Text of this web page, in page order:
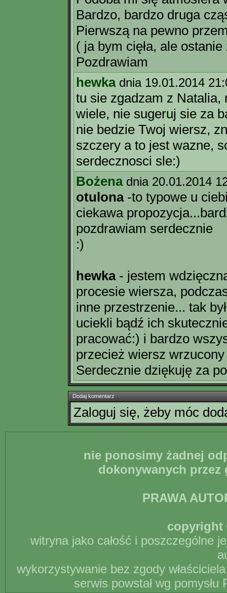
Bardzo, bardzo druga
Pierwszą na pewno
( ja bym cięła, ale
Pozdrawiam
hewka dnia 19.01.2014
tu sie zgadzam z Natalia,
wiele, nie sugeruj sie za
nie bedzie Twoj wiersz,
szczery a to jest wazne,
serdecznosci sle:)
Bożena dnia 20.01.2014
otulona-to typowe u
ciekawa
pozdrawiam serdecznie
:)
hewka- jestem
procesie wiersza,
inne przestrzenie... tak
uciekli bądź ich
pracować:) i bardzo
przecież wiersz
Serdecznie dziękuję za
Dodaj komentarz
Zaloguj się, żeby móc
nie ponosimy żadnej
dokonywanych
PRAWA
copyright
witryna jako całość i poszczególne
wykorzystywanie bez zgody
serwis powstał wg